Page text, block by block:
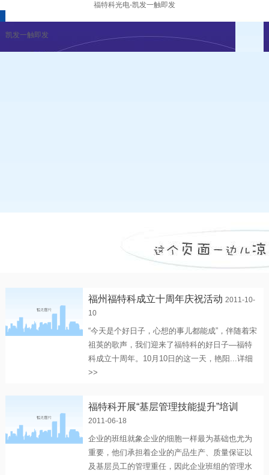
福特科光电-凯发一触即发
凯发一触即发
福州福特科成立十周年庆祝活动 2011-10-
10
“今天是个好日子，心想的事儿都能成”，伴随着宋
祖英的歌声，我们迎来了福特科的好日子—福特
科成立十周年。10月10日的这一天，艳阳...详细
>>
福特科开展“基层管理技能提升”培训
2011-06-18
企业的班组就象企业的细胞一样最为基础也尤为
重要，他们承担着企业的产品生产、质量保证以
及基层员工的管理重任，因此企业班组的管理水